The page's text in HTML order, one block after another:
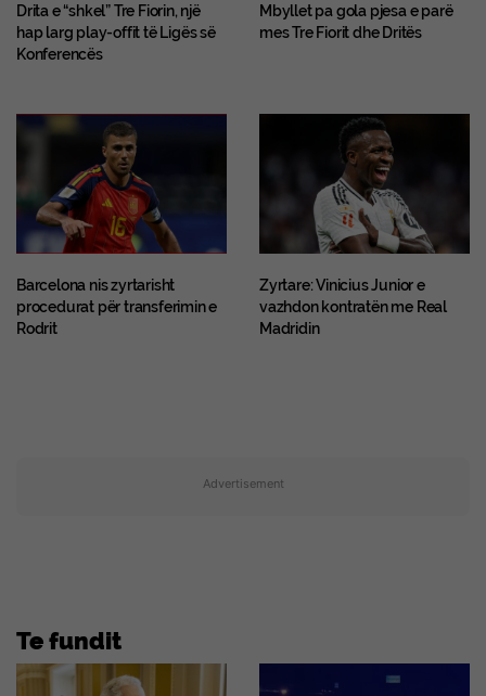
Drita e “shkel” Tre Fiorin, një
hap larg play-offit të Ligës së
Konferencës
Mbyllet pa gola pjesa e parë
mes Tre Fiorit dhe Dritës
Barcelona nis zyrtarisht
procedurat për transferimin e
Rodrit
Zyrtare: Vinicius Junior e
vazhdon kontratën me Real
Madridin
Advertisement
Te fundit